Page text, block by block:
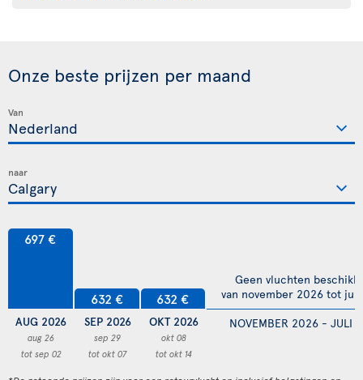
Onze beste prijzen per maand
Van
naar
697 €
AUG 2026
aug 26
tot sep 02
632 €
SEP 2026
sep 29
tot okt 07
632 €
OKT 2026
okt 08
tot okt 14
NOVEMBER 2026 - JULI
Geen vluchten
van november 2026 tot